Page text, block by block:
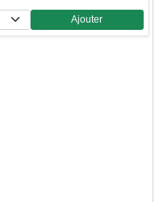
Quantité
Ajouter